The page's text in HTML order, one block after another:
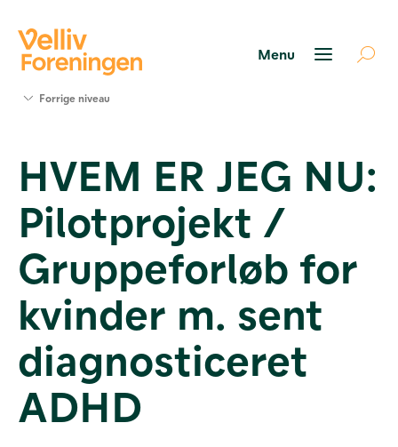
Værktøjer
og viden
Om Velliv
Foreningen
os
Forrige niveau
HVEM ER JEG NU:
Pilotprojekt /
Gruppeforløb for
kvinder m. sent
diagnosticeret
ADHD